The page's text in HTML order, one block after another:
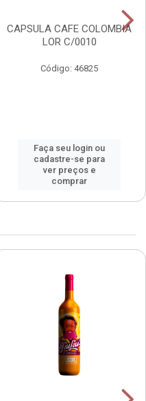
CAPSULA CAFE COLOMBIA
LOR C/0010
Código: 46825
Faça seu login ou
cadastre-se para
ver preços e
comprar